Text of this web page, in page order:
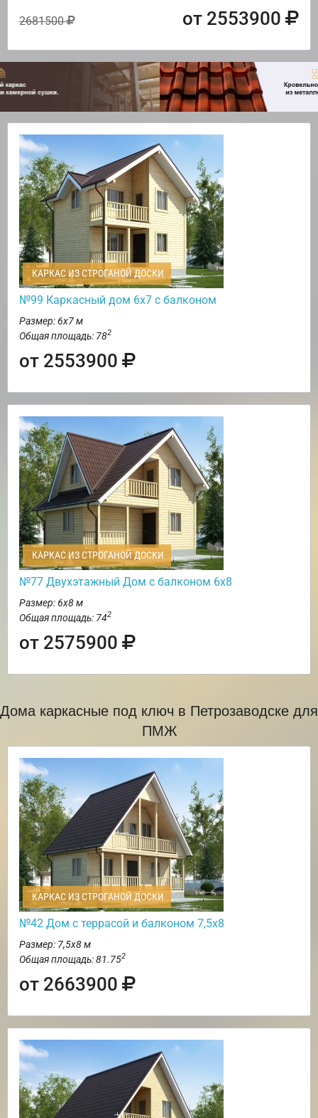
2681500 от 2553900
КАРКАС ИЗ СТРОГАНОЙ ДОСКИ
№99 Каркасный дом 6х7 с балконом
Размер: 6х7 м
Общая площадь: 782
от 2553900
КАРКАС ИЗ СТРОГАНОЙ ДОСКИ
№77 Двухэтажный Дом с балконом 6х8
Размер: 6х8 м
Общая площадь: 742
от 2575900
Дома каркасные под ключ в Петрозаводске для
ПМЖ
КАРКАС ИЗ СТРОГАНОЙ ДОСКИ
№42 Дом с террасой и балконом 7,5х8
Размер: 7,5х8 м
Общая площадь: 81.752
от 2663900